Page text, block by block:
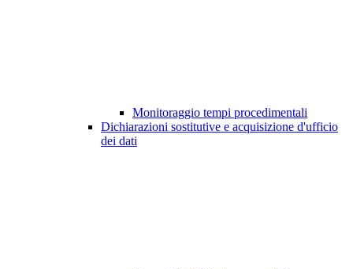
Monitoraggio tempi procedimentali
Dichiarazioni sostitutive e acquisizione d'ufficio
dei dati